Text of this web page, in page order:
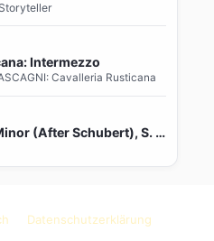
Storyteller
Intermezzo
Cavalleria Rusticana
Ständchen in D Minor (After Schubert), S. 560
Datenschutzerklärung